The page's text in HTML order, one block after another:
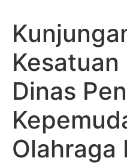
Kesatuan
Dinas
Olahraga